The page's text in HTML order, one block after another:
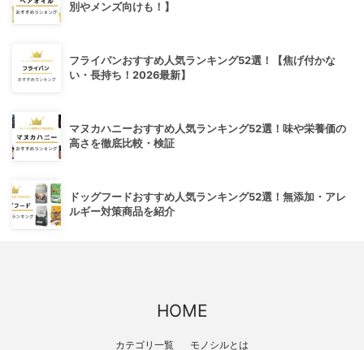
別やメンズ向けも！】
フライパンおすすめ人気ランキング52選！【焦げ付かな
い・長持ち！2026最新】
マヌカハニーおすすめ人気ランキング52選！味や栄養価の
高さを徹底比較・検証
ドッグフードおすすめ人気ランキング52選！無添加・アレ
ルギー対策商品を紹介
HOME
カテゴリ一覧 モノシルとは